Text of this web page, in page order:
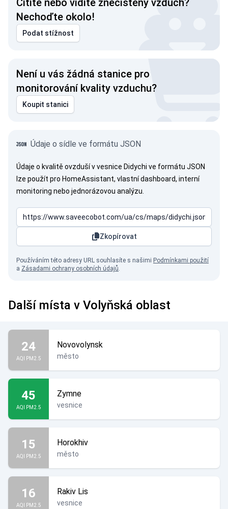
Cítíte nebo vidíte znečištěný vzduch?
Nechoďte okolo!
Podat stížnost
Není u vás žádná stanice pro
monitorování kvality vzduchu?
Koupit stanici
Údaje o sídle ve formátu JSON
Údaje o kvalitě ovzduší v vesnice Didychi ve formátu JSON
lze použít pro HomeAssistant, vlastní dashboard, interní
monitoring nebo jednorázovou analýzu.
Zkopírovat
Používáním této adresy URL souhlasíte s našimi Podmínkami použití
a Zásadami ochrany osobních údajů.
Další místa v Volyňská oblast
24
AQI PM2.5
Novovolynsk
město
45
AQI PM2.5
Zymne
vesnice
15
AQI PM2.5
Horokhiv
město
16
AQI PM2.5
Rakiv Lis
vesnice